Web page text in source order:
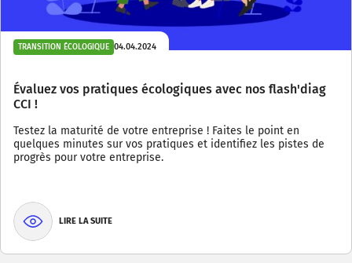
TRANSITION ÉCOLOGIQUE 04.04.2024
Évaluez vos pratiques écologiques avec nos flash'diag
CCI !
Testez la maturité de votre entreprise ! Faites le point en
quelques minutes sur vos pratiques et identifiez les pistes de
progrès pour votre entreprise.
LIRE LA SUITE